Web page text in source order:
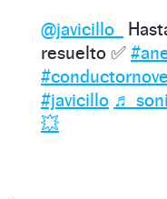
@javicillo_
resuelto ✅
#javicillo ♬
💥